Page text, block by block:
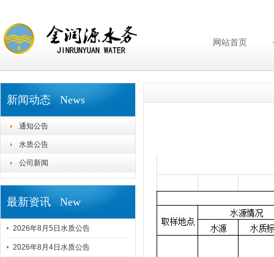
网站首页
新闻动态 News
通知公告
水质公告
公司新闻
最新资讯 New
2026年8月5日水质公告
2026年8月4日水质公告